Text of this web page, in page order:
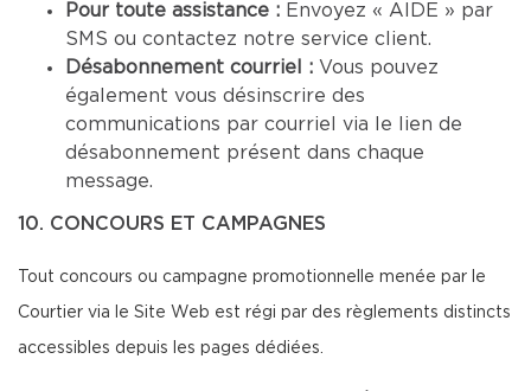
Pour toute assistance : Envoyez « AIDE » par
SMS ou contactez notre service client.
Désabonnement courriel : Vous pouvez
également vous désinscrire des
communications par courriel via le lien de
désabonnement présent dans chaque
message.
10. CONCOURS ET CAMPAGNES
Tout concours ou campagne promotionnelle menée par le
Courtier via le Site Web est régi par des règlements distincts
accessibles depuis les pages dédiées.